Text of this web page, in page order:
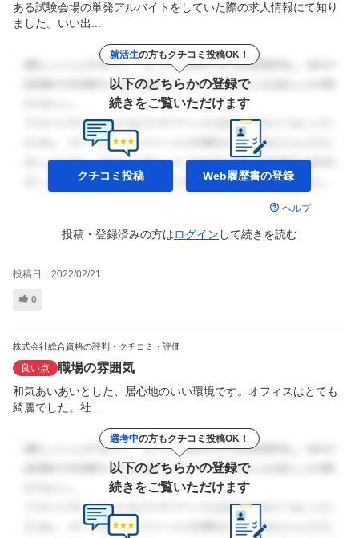
ある試験会場の単発アルバイトをしていた際の求人情報にて知り
ました。いい出...
就活生の方もクチコミ投稿OK！
以下のどちらかの登録で
続きをご覧いただけます
クチコミ投稿 Web履歴書の登録
ヘルプ
投稿・登録済みの方はログイン して続きを読む
投稿日： 2022/02/21
0
株式会社総合資格の評判・クチコミ・評価
良い点 職場の雰囲気
和気あいあいとした、居心地のいい環境です。オフィスはとても
綺麗でした。社...
選考中の方もクチコミ投稿OK！
以下のどちらかの登録で
続きをご覧いただけます